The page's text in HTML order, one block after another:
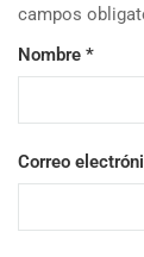
campos
Nombre *
Correo